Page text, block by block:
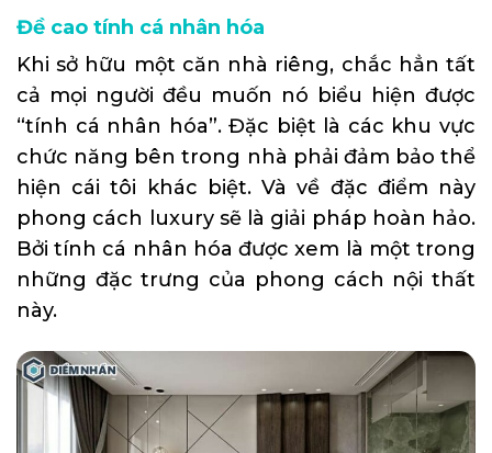
Đề cao tính cá nhân hóa
Khi sở hữu một căn nhà riêng, chắc hẳn tất
cả mọi người đều muốn nó biểu hiện được
“tính cá nhân hóa”. Đặc biệt là các khu vực
chức năng bên trong nhà phải đảm bảo thể
hiện cái tôi khác biệt. Và về đặc điểm này
phong cách luxury sẽ là giải pháp hoàn hảo.
Bởi tính cá nhân hóa được xem là một trong
những đặc trưng của phong cách nội thất
này.